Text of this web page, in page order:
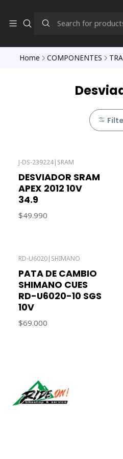
Home COMPONENTES
J-DS-239224| SRAM
DESVIADOR SRAM
APEX 2012 10V
34.9
$49.990
RD-U6020| SHIMANO
PATA DE CAMBIO
SHIMANO CUES
RD-U6020-10 SGS
10V
$69.000